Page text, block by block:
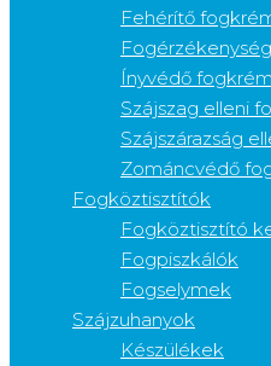
Fehérítő
Ínyvédő
Szájszag elleni
Szájszárazság
Zománcvédő
Fogköztisztítók
Fogköztisztító
Fogpiszkálók
Fogselymek
Szájzuhanyok
Készülékek